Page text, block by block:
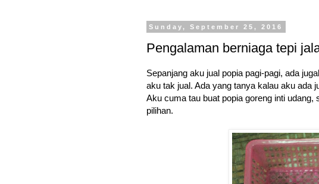
Sunday, September 25, 2016
Pengalaman berniaga tepi
Sepanjang aku jual popia pagi-pagi, ada
aku tak jual. Ada yang tanya kalau aku ada
Aku cuma tau buat popia goreng inti udang,
pilihan.